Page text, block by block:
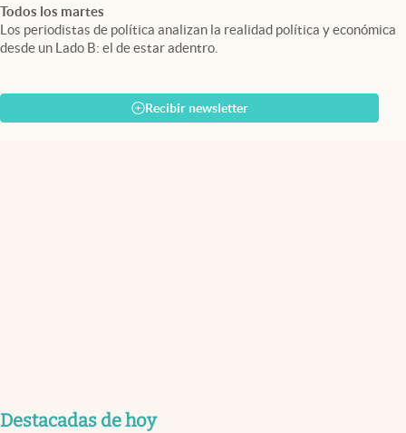
Todos los martes
Los periodistas de política analizan la realidad política y económica
desde un Lado B: el de estar adentro.
Recibir newsletter
Destacadas de hoy